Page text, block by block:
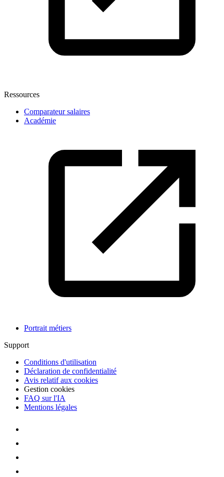
Ressources
Comparateur salaires
Académie
Portrait métiers
Support
Conditions d'utilisation
Déclaration de confidentialité
Avis relatif aux cookies
Gestion cookies
FAQ sur l'IA
Mentions légales